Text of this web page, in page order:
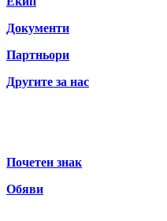
Документи
Партньори
Другите за нас
Почетен знак
Обяви